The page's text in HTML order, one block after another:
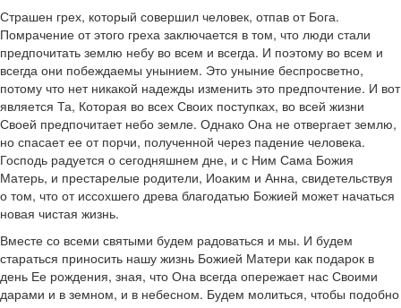
Страшен грех, который совершил человек, отпав от Бога.
Помрачение от этого греха заключается в том, что люди стали
предпочитать землю небу во всем и всегда. И поэтому во всем и
всегда они побеждаемы унынием. Это уныние беспросветно,
потому что нет никакой надежды изменить это предпочтение. И вот
является Та, Которая во всех Своих поступках, во всей жизни
Своей предпочитает небо земле. Однако Она не отвергает землю,
но спасает ее от порчи, полученной через падение человека.
Господь радуется о сегодняшнем дне, и с Ним Сама Божия
Матерь, и престарелые родители, Иоаким и Анна, свидетельствуя
о том, что от иссохшего древа благодатью Божией может начаться
новая чистая жизнь.
Вместе со всеми святыми будем радоваться и мы. И будем
стараться приносить нашу жизнь Божией Матери как подарок в
день Ее рождения, зная, что Она всегда опережает нас Своими
дарами и в земном, и в небесном. Будем молиться, чтобы подобно